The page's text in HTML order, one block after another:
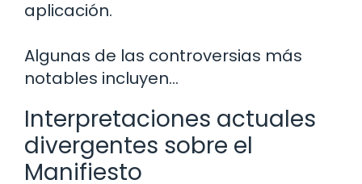
aplicación.
Algunas de las controversias más
notables incluyen…
Interpretaciones actuales
divergentes sobre el
Manifiesto